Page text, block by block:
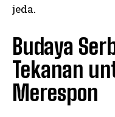
jeda.
Budaya
Tekanan
Merespon